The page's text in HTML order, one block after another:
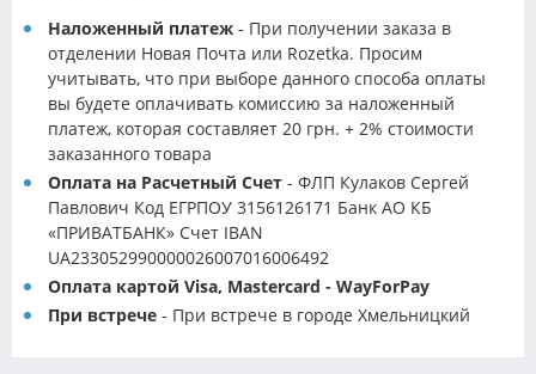
Наложенный платеж - При получении заказа в
отделении Новая Почта или Rozetka. Просим
учитывать, что при выборе данного способа оплаты
вы будете оплачивать комиссию за наложенный
платеж, которая составляет 20 грн. + 2% стоимости
заказанного товара
Оплата на Расчетный Счет - ФЛП Кулаков Сергей
Павлович Код ЕГРПОУ 3156126171 Банк АО КБ
«ПРИВАТБАНК» Счет IBAN
UA233052990000026007016006492
Оплата картой Visa, Mastercard - WayForPay
При встрече - При встрече в городе Хмельницкий